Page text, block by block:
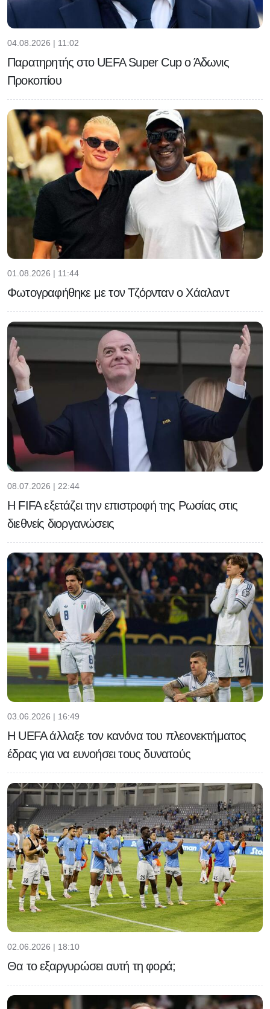
04.08.2026 | 11:02
Παρατηρητής στο UEFA Super Cup ο Άδωνις
Προκοπίου
01.08.2026 | 11:44
Φωτογραφήθηκε με τον Τζόρνταν ο Χάαλαντ
08.07.2026 | 22:44
Η FIFA εξετάζει την επιστροφή της Ρωσίας στις
διεθνείς διοργανώσεις
03.06.2026 | 16:49
H UEFA άλλαξε τον κανόνα του πλεονεκτήματος
έδρας για να ευνοήσει τους δυνατούς
02.06.2026 | 18:10
Θα το εξαργυρώσει αυτή τη φορά;